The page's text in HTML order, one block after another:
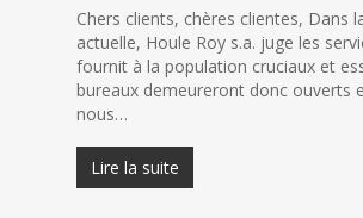
Chers clients, chères clientes, Dans
actuelle, Houle Roy s.a. juge les
fournit à la population cruciaux et
bureaux demeureront donc ouverts
nous…
Lire la suite